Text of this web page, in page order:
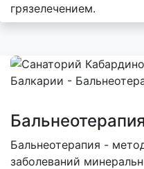
грязелечением.
Бальнеотерапия
Бальнеотерапия -
заболеваний